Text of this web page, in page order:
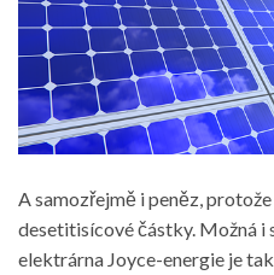
A samozřejmě i peněz,
desetitisícové částky. Možná i
elektrárna Joyce-energie je